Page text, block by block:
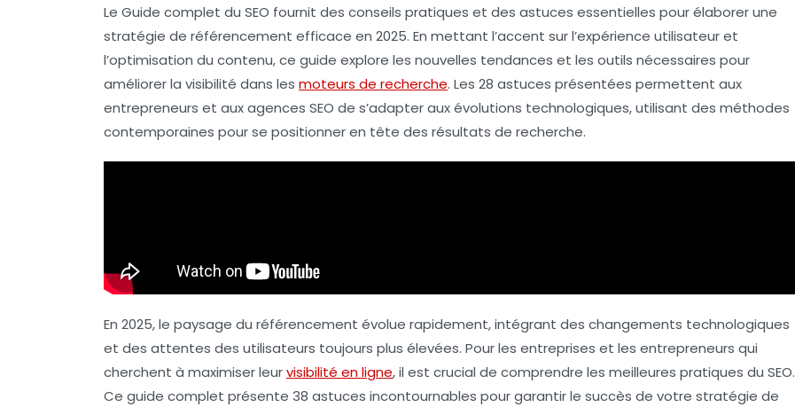
Le Guide complet du SEO fournit des conseils pratiques et des astuces essentielles pour élaborer une
stratégie de référencement efficace en 2025. En mettant l’accent sur l’expérience utilisateuret
l’optimisation du contenu, ce guide explore les nouvelles tendances et les outils nécessaires pour
améliorer la visibilité dans les moteurs de recherche. Les 28 astuces présentées permettent aux
entrepreneurs et aux agences SEO de s’adapter aux évolutions technologiques, utilisant des méthodes
contemporaines pour se positionner en tête des résultats de recherche.
En 2025, le paysage du référencement évolue rapidement, intégrant des changements technologiques
et des attentes des utilisateurs toujours plus élevées. Pour les entreprises et les entrepreneurs qui
cherchent à maximiser leurvisibilité en ligne, il est crucial de comprendre les meilleures pratiques du SEO.
Ce guide complet présente 38 astuces incontournables pour garantir le succès de votre stratégie de